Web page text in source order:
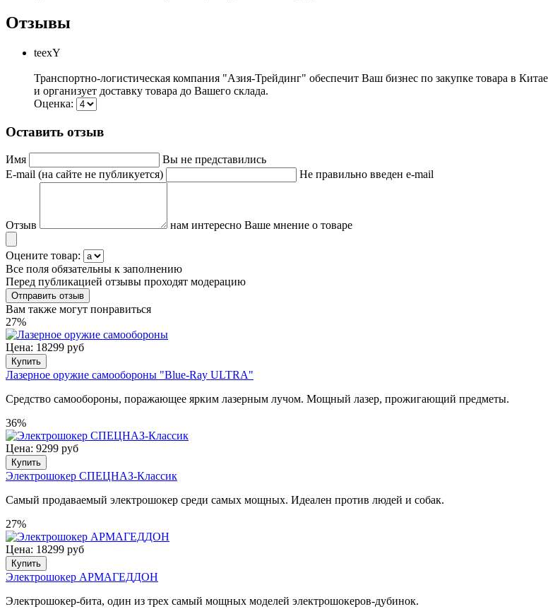
Отзывы
teexY
Транспортно-логистическая компания "Азия-Трейдинг" обеспечит Ваш бизнес по закупке товара в
и организует доставку товара до Вашего склада.
Оценка:
Оставить отзыв
Имя
Вы не представились
E-mail (на сайте не публикуется)
Не правильно введен e-mail
Отзыв нам интересно Ваше мнение о товаре
Оцените товар:
Все поля обязательны к заполнению
Перед публикацией отзывы проходят модерацию
Вам также могут понравиться
27%
Цена: 18299 руб
Купить
Лазерное оружие самообороны "Blue-Ray ULTRA"
Средство самообороны, поражающее ярким лазерным лучом. Мощный лазер, прожигающий предметы.
36%
Цена: 9299 руб
Купить
Электрошокер СПЕЦНАЗ-Классик
Самый продаваемый электрошокер среди самых мощных. Идеален против людей и собак.
27%
Цена: 18299 руб
Купить
Электрошокер АРМАГЕДДОН
Электрошокер-бита, один из трех самый мощных моделей электрошокеров-дубинок.